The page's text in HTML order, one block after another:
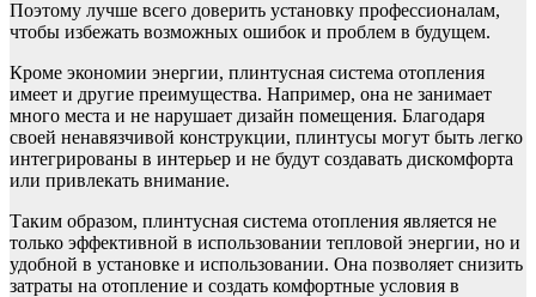
Поэтому лучше всего доверить установку профессионалам,
чтобы избежать возможных ошибок и проблем в будущем.
Кроме экономии энергии, плинтусная система отопления
имеет и другие преимущества. Например, она не занимает
много места и не нарушает дизайн помещения. Благодаря
своей ненавязчивой конструкции, плинтусы могут быть легко
интегрированы в интерьер и не будут создавать дискомфорта
или привлекать внимание.
Таким образом, плинтусная система отопления является не
только эффективной в использовании тепловой энергии, но и
удобной в установке и использовании. Она позволяет снизить
затраты на отопление и создать комфортные условия в